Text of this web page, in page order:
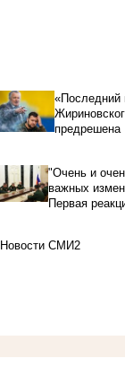
«Последний
предрешена
"Очень и
важных
Первая
Новости СМИ2